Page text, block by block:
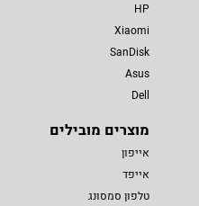
HP
Xiaomi
SanDisk
Asus
Dell
מוצרים מובילים
אייפון
אייפד
טלפון סמסונג